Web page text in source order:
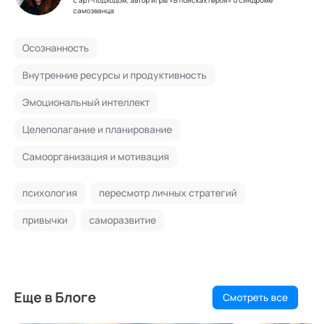
самозванца
Осознанность
Внутренние ресурсы и продуктивность
Эмоциональный интеллект
Целеполагание и планирование
Самоорганизация и мотивация
психология пересмотр личных стратегий
привычки саморазвитие
Еще в Блоге Смотреть все